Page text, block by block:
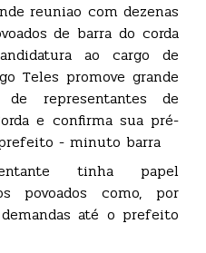
tinha papel
povoados como, por
até o prefeito